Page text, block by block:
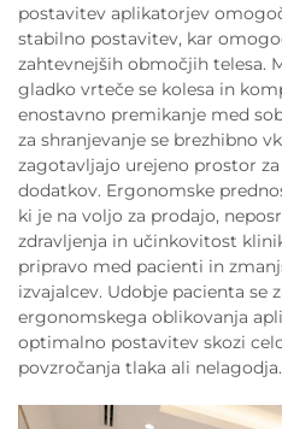
postavitev aplikatorjev
stabilno postavitev, kar
zahtevnejših območjih telesa.
gladko vrteče se kolesa in
enostavno premikanje med
za shranjevanje se brezhibno
zagotavljajo urejeno prostor
dodatkov. Ergonomske
ki je na voljo za prodajo,
zdravljenja in učinkovitost
pripravo med pacienti in
izvajalcev. Udobje pacienta se
ergonomskega oblikovanja
optimalno postavitev skozi
povzročanja tlaka ali nelagodja.